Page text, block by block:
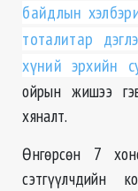
байдлын
тоталитар
хүний эрхийн
ойрын жишээ
хяналт.
Өнгөрсөн 7
сэтгүүлчдийн